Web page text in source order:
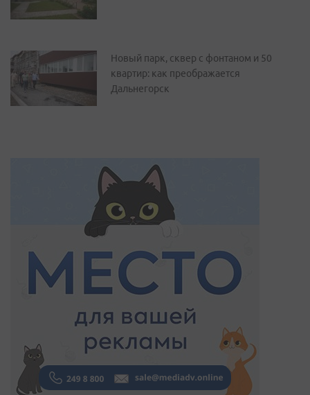
Новый парк, сквер с фонтаном и 50
квартир: как преображается
Дальнегорск